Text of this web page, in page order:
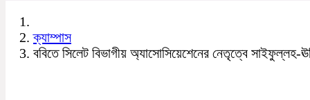
ক্যাম্পাস
ববিতে সিলেট বিভাগীয় অ্যাসোসিয়েশেনের নেতৃত্বে সাইফুল্লহ-